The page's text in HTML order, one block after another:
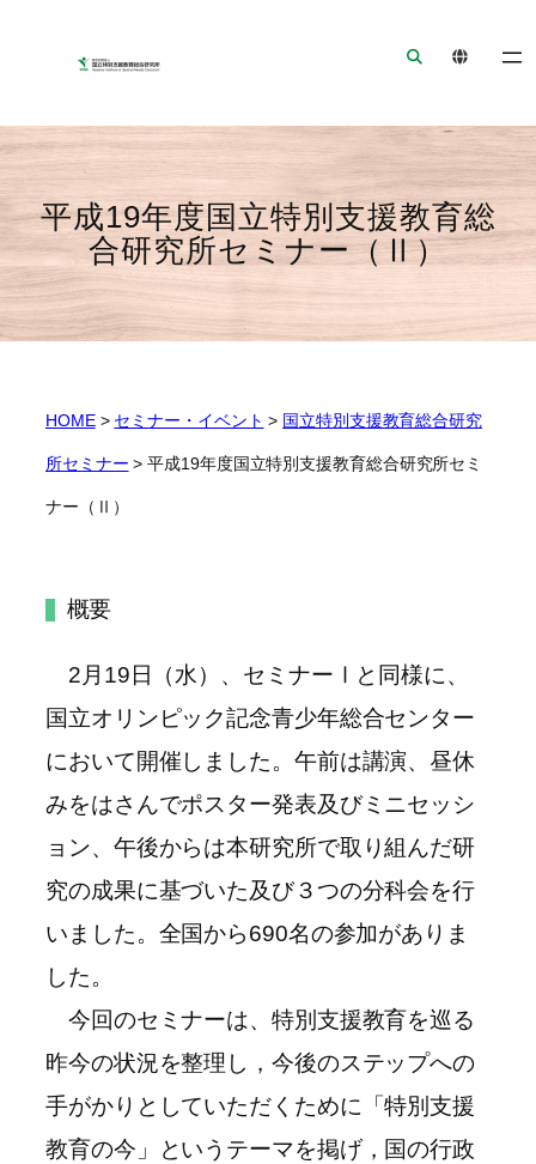
シ
ジ
ャ
ン
へ
ジ
へ
プ
平成19年度国立特別支援教育総
合研究所セミナー（Ⅱ）
HOME> セミナー・イベント > 国立特別支援教育総合研究
所セミナー >平成19年度国立特別支援教育総合研究所セミ
ナー（Ⅱ）
概要
2月19日（水）、セミナーⅠと同様に、
国立オリンピック記念青少年総合センター
において開催しました。午前は講演、昼休
みをはさんでポスター発表及びミニセッシ
ョン、午後からは本研究所で取り組んだ研
究の成果に基づいた及び３つの分科会を行
いました。全国から690名の参加がありま
した。
今回のセミナーは、特別支援教育を巡る
昨今の状況を整理し，今後のステップへの
手がかりとしていただくために「特別支援
教育の今」というテーマを掲げ，国の行政